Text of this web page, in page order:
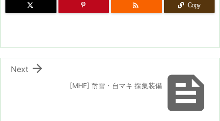
 Copy

[MHF] 耐雪・自マキ 採集装備

Next